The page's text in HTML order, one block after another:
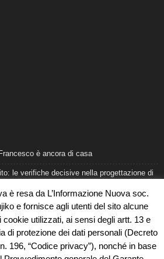
è ancora di casa
le verifiche decisive nella progettazione di
ARPACAL 2026 sulla qualità del mare
una camera ardente per l’ultimo saluto
riconoscere i segnali veri
è resa da L’Informazione Nuova soc.
e fornisce agli utenti del sito alcune
cookie utilizzati, ai sensi degli artt. 13 e
di protezione dei dati personali (Decreto
196, “Codice privacy”), nonché in base